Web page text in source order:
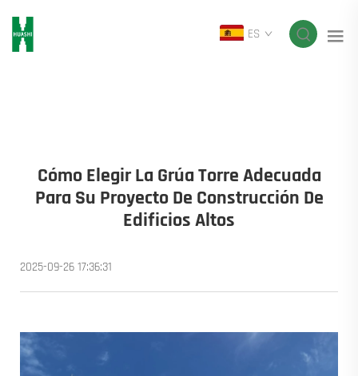
ES
Cómo Elegir La Grúa Torre Adecuada
Para Su Proyecto De Construcción De
Edificios Altos
2025-09-26 17:36:31